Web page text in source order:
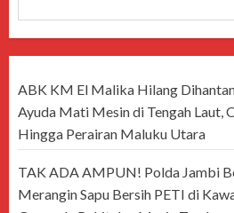
ABK KM El Malika Hilang
Ayuda Mati Mesin di Tengah Laut,
Hingga Perairan Maluku Utara
TAK ADA AMPUN! Polda Jambi
Merangin Sapu Bersih PETI di